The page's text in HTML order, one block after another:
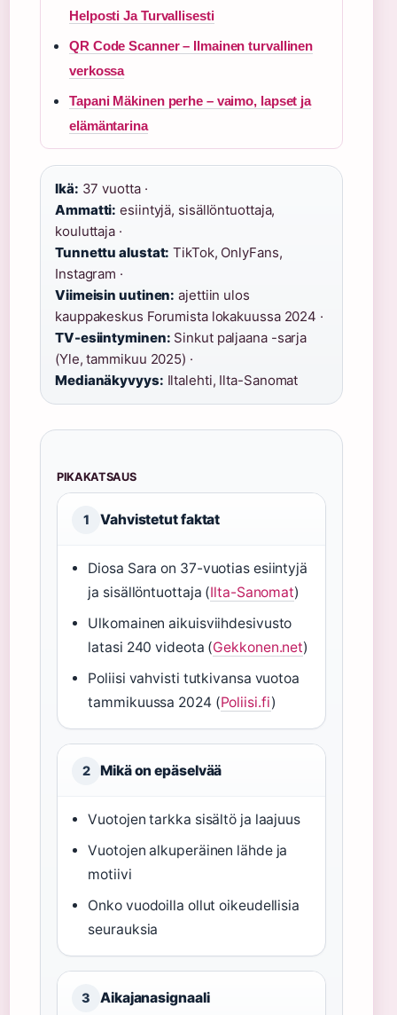
Helposti Ja Turvallisesti
QR Code Scanner – Ilmainen turvallinen
verkossa
Tapani Mäkinen perhe – vaimo, lapset ja
elämäntarina
Ikä: 37 vuotta ·
Ammatti: esiintyjä, sisällöntuottaja,
kouluttaja ·
Tunnettu alustat: TikTok, OnlyFans,
Instagram ·
Viimeisin uutinen: ajettiin ulos
kauppakeskus Forumista lokakuussa 2024 ·
TV-esiintyminen: Sinkut paljaana -sarja
(Yle, tammikuu 2025) ·
Medianäkyvyys: Iltalehti, Ilta-Sanomat
PIKAKATSAUS
1 Vahvistetut faktat
Diosa Sara on 37-vuotias esiintyjä
ja sisällöntuottaja (Ilta-Sanomat)
Ulkomainen aikuisviihdesivusto
latasi 240 videota (Gekkonen.net)
Poliisi vahvisti tutkivansa vuotoa
tammikuussa 2024 (Poliisi.fi)
2 Mikä on epäselvää
Vuotojen tarkka sisältö ja laajuus
Vuotojen alkuperäinen lähde ja
motiivi
Onko vuodoilla ollut oikeudellisia
seurauksia
3 Aikajanasignaali